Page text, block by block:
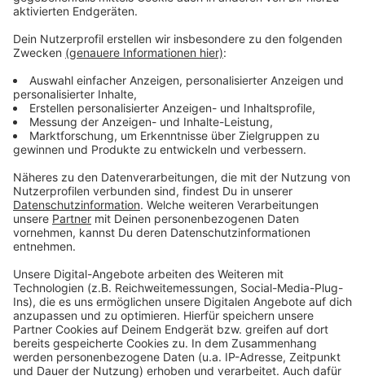
Warum Müllsammeln wichtig ist
Anzeige
Müll in der Natur ist ein globales Problem. Plastik und
andere Abfälle verschmutzen Böden, Gewässer und
sogar entlegene Regionen wie die Tiefsee oder das
arktische Eis. Tiere verheddern sich in Müll oder halten
ihn für Nahrung, was oft tödlich endet. „Der Müll darf
nicht in unsere Ökosysteme gelangen“, betont Bettina
Wengler vom Aktiventreff des NABU und BUND
Leverkusen. „Und wenn er schon da ist, muss er wieder
verschwinden.“
Anzeige
Mehr Nachrichten aus Leverkusen
Anzeige